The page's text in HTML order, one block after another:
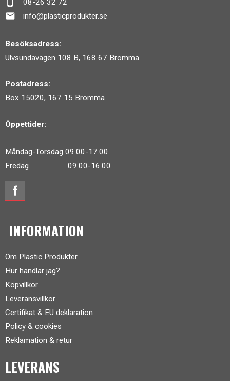
phone_iphone 08-26 32 72
mail info@plasticprodukter.se
Besöksadress:
Ulvsundavägen 108 B, 168 67 Bromma
Postadress:
Box 15020, 167 15 Bromma
Öppettider:
Måndag-Torsdag 09.00-17.00
Fredag 09.00-16.00
INFORMATION
Om Plastic Produkter
Hur handlar jag?
Köpvillkor
Leveransvillkor
Certifikat & EU deklaration
Policy & cookies
Reklamation & retur
LEVERANS